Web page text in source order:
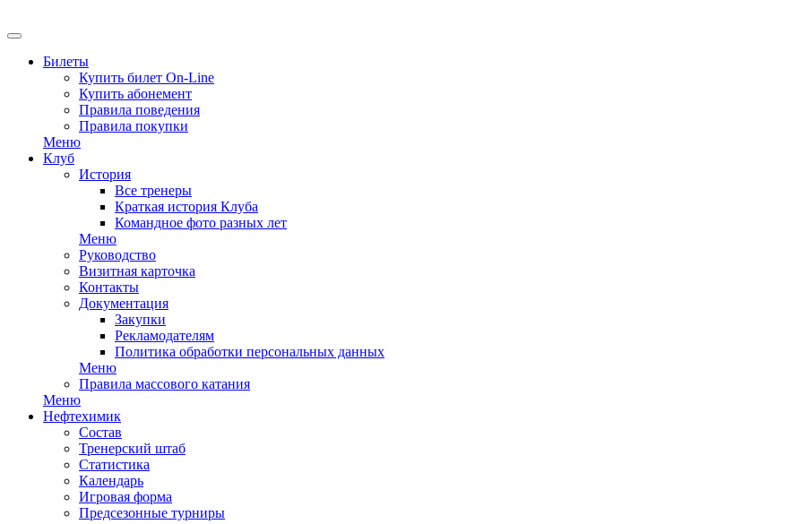
Билеты
Купить билет On-Line
Купить абонемент
Правила поведения
Правила покупки
Меню
Клуб
История
Все тренеры
Краткая история Клуба
Командное фото разных лет
Меню
Руководство
Визитная карточка
Контакты
Документация
Закупки
Рекламодателям
Политика обработки персональных данных
Меню
Правила массового катания
Меню
Нефтехимик
Состав
Тренерский штаб
Статистика
Календарь
Игровая форма
Предсезонные турниры